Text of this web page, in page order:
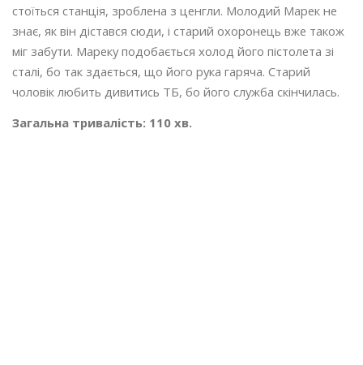
стоїться станція, зроблена з ценгли. Молодий Марек не
знає, як він дістався сюди, і старий охоронець вже також
міг забути. Мареку подобається холод його пістолета зі
сталі, бо так здається, що його рука гаряча. Старий
чоловік любить дивитись ТБ, бо його служба скінчилась.
Загальна тривалість: 110 хв.